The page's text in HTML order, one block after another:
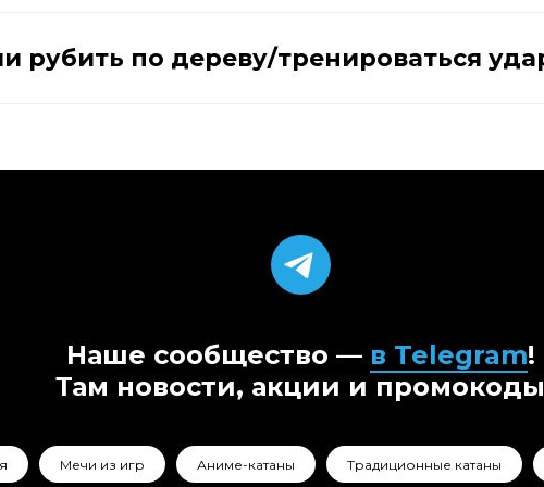
на карту.
рубить по дереву/тренироваться
Наше сообщество — в Telegram!
Там новости, акции и промокоды
Мечи из игр Аниме-катаны Традиционные катаны